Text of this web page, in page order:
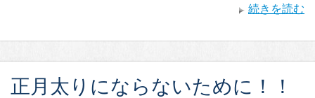
続きを読む
正月太りにならないために！！